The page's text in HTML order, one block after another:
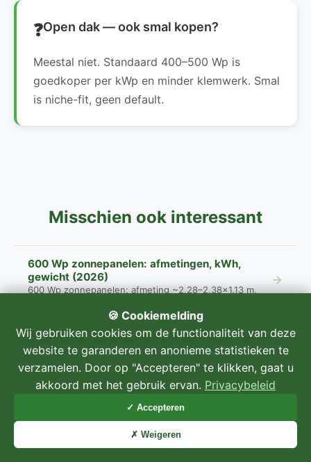
Open dak — ook smal kopen?
Meestal niet. Standaard 400–500 Wp is
goedkoper per kWp en minder klemwerk. Smal
is niche-fit, geen default.
Misschien ook interessant
600 Wp zonnepanelen: afmetingen, kWh,
gewicht (2026)
600 Wp zonnepanelen: afmeting ~2,28–2,38×1,13 m,
Opbrengst zonnepanelen per dag: kWh zomer
vs winter
Dagopbrengst zonnepanelen Nederland: ~2,3–2,7
kWh/kWp/dag gem., zomer/winter banden, 400 Wp en
800 W...
Zonnepanelen verticaal: opbrengst 90°, gevel
en balkon
Verticale zonnepanelen (90°): ~65–70% van optimaal
dak op zuid, beter in winter, wind/VvE/vergunning...
🍪 Cookiemelding
Wij gebruiken cookies om de functionaliteit van deze
website te garanderen en anonieme statistieken te
verzamelen. Door op "Accepteren" te klikken, gaat u
akkoord met het gebruik ervan. Privacybeleid
✓ Accepteren
✗ Weigeren